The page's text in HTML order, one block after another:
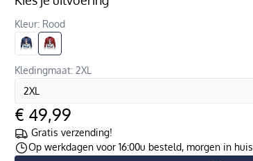
Kleur: Rood
Kledingmaat: 2XL
€ 49,99
Gratis verzending!
Op werkdagen voor 16:00u besteld, morgen in huis